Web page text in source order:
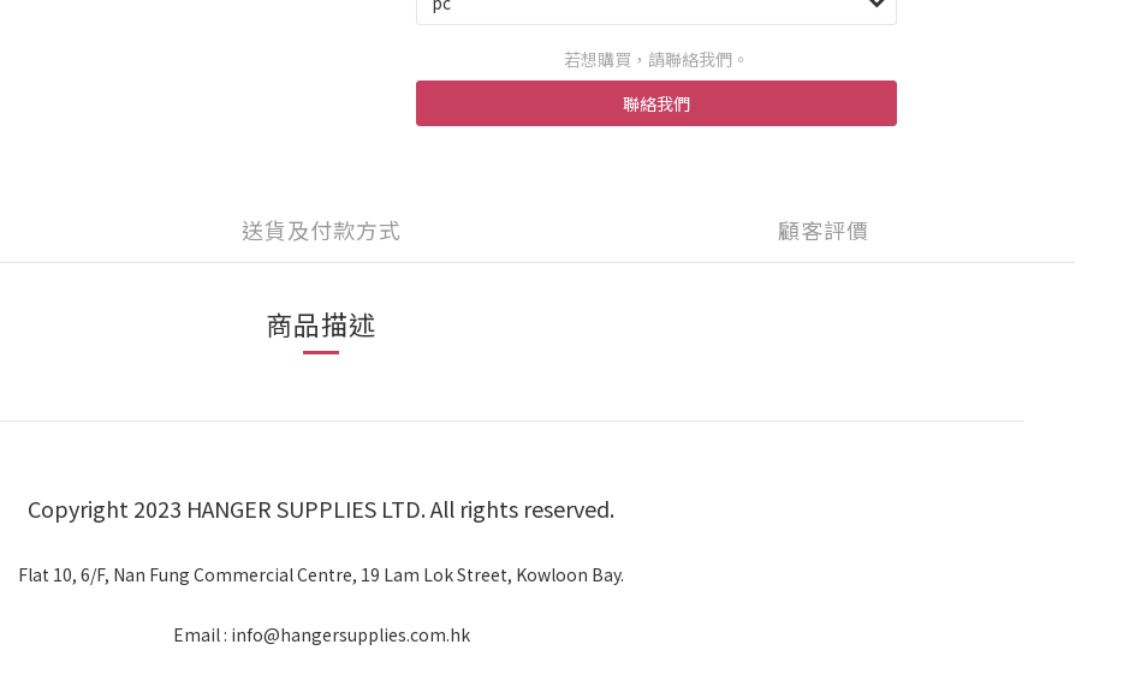
若想購買，請聯絡我們。
聯絡我們
送貨及付款方式 顧客評價
商品描述
Copyright 2023 HANGER SUPPLIES LTD. All rights reserved.
Flat 10, 6/F, Nan Fung Commercial Centre, 19 Lam Lok Street, Kowloon Bay.
Email : info@hangersupplies.com.hk